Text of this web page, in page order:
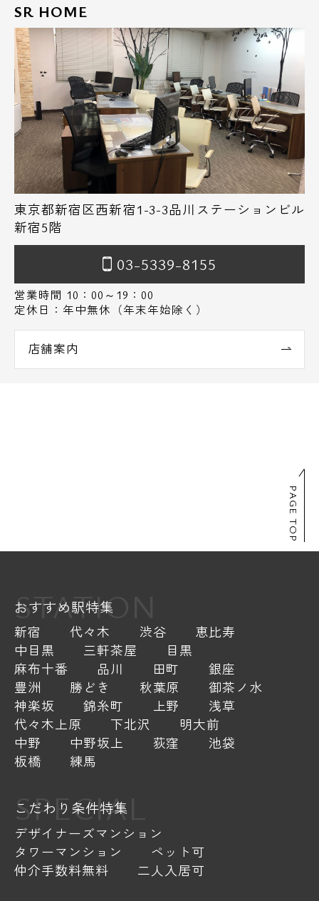
SR HOME
東京都新宿区西新宿1-3-3品川ステーションビル
新宿5階
03-5339-8155
営業時間 10：00～19：00
定休日：年中無休（年末年始除く）
店舗案内
PAGE TOP
STATION
おすすめ駅特集
新宿 代々木 渋谷
恵比寿
中目黒
三軒茶屋
目黒
麻布十番
品川 田町
銀座
豊洲
勝どき 秋葉原
御茶ノ水
神楽坂
錦糸町 上野
浅草
代々木上原
下北沢
明大前
中野
中野坂上 荻窪
池袋
板橋
練馬
SPECIAL
こだわり条件特集
デザイナーズマンション
タワーマンション
ペット可
仲介手数料無料
二人入居可